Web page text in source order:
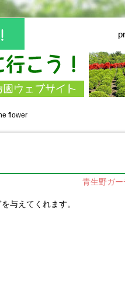
flower
青生野ガ
与えてくれます。